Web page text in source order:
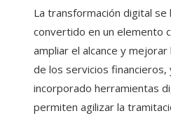
La transformación digital se
convertido en un elemento
ampliar el alcance y mejorar
de los servicios financieros,
incorporado herramientas
permiten agilizar la